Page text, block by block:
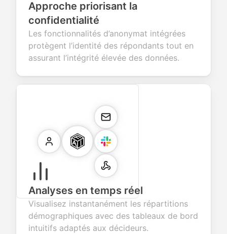
Approche priorisant la
confidentialité
Les fonctionnalités d’anonymat intégrées
protègent l’identité des répondants tout en
assurant l’intégrité élevée des données.
Analyses en temps réel
Visualisez instantanément les répartitions
démographiques avec des tableaux de bord
intuitifs adaptés aux décideurs.